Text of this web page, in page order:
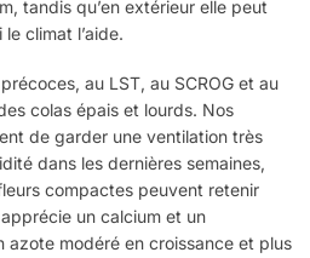
tandis qu’en extérieur elle peut
climat l’aide.
au LST, au SCROG et au
colas épais et lourds. Nos
de garder une ventilation très
dans les dernières semaines,
compactes peuvent retenir
un calcium et un
azote modéré en croissance et plus